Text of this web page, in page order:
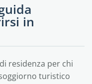
in
residenza per chi
turistico